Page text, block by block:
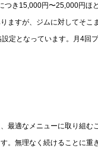
つき15,000円〜25,000円ほ
ますが、ジムに対してそこ
定となっています。月4回
最適なメニューに取り組む
。無理なく続けることに重